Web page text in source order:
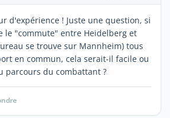
d'expérience ! Juste une question, si
le "commute" entre Heidelberg et
se trouve sur Mannheim) tous
en commun, cela serait-il facile ou
parcours du combattant ?